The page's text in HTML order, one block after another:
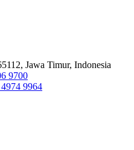
Jawa Timur, Indonesia
9700
9964